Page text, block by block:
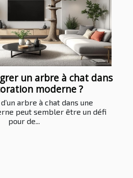
un arbre à chat dans
moderne ?
arbre à chat dans une
peut sembler être un défi
pour de...